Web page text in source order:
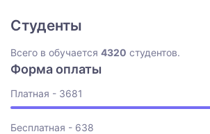
Студенты
Всего в обучается 4320 студентов.
Форма оплаты
Платная - 3681
Бесплатная - 638